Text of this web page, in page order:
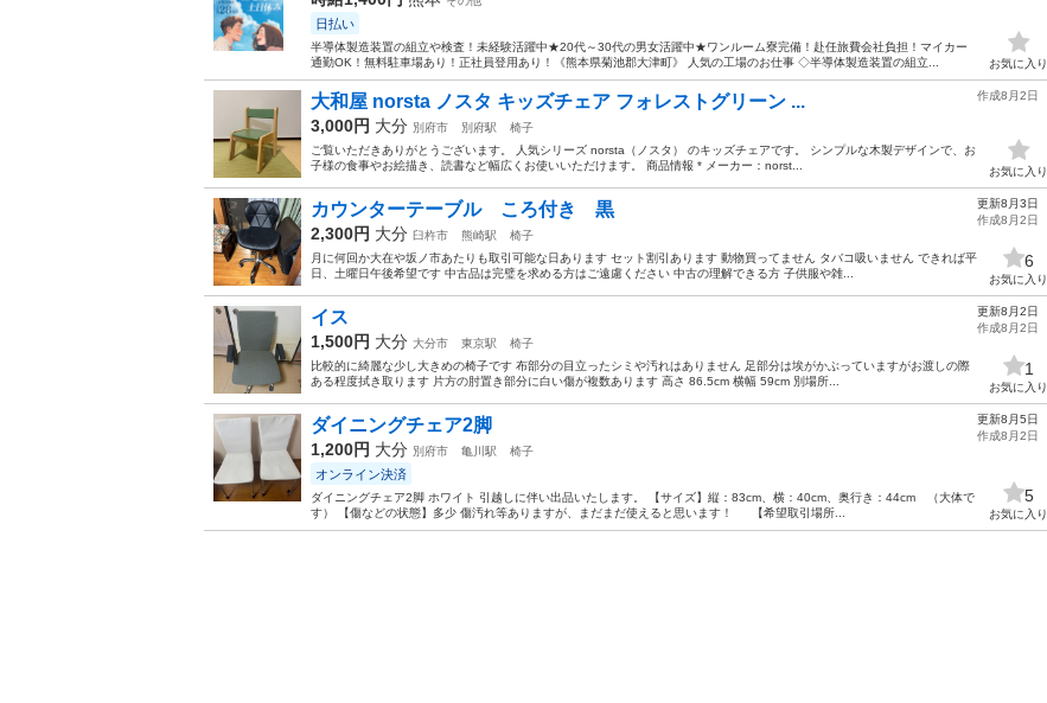
日払い
半導体製造装置の組立や検査！未経験活躍中★20代～30代の男女活躍中★ワンルーム寮完備！赴任旅費会社負担！マイカー
通勤OK！無料駐車場あり！正社員登用あり！《熊本県菊池郡大津町》 人気の工場のお仕事 ◇半導体製造装置の組立...
お気に入り
大和屋 norsta ノスタ キッズチェア フォレストグリーン ...
3,000円 大分 別府市 別府駅
椅子
ご覧いただきありがとうございます。 人気シリーズ norsta（ノスタ） のキッズチェアです。 シンプルな木製デザインで、お
子様の食事やお絵描き、読書など幅広くお使いいただけます。 商品情報 * メーカー：norst...
作成8月2日
お気に入り
カウンターテーブル ころ付き 黒
2,300円 大分 臼杵市 熊崎駅
椅子
月に何回か大在や坂ノ市あたりも取引可能な日あります セット割引あります 動物買ってません タバコ吸いません できれば平
日、土曜日午後希望です 中古品は完璧を求める方はご遠慮ください 中古の理解できる方 子供服や雑...
更新8月3日
作成8月2日
6
お気に入り
イス
1,500円 大分 大分市 東京駅
椅子
比較的に綺麗な少し大きめの椅子です 布部分の目立ったシミや汚れはありません 足部分は埃がかぶっていますがお渡しの際
ある程度拭き取ります 片方の肘置き部分に白い傷が複数あります 高さ 86.5cm 横幅 59cm 別場所...
更新8月2日
作成8月2日
1
お気に入り
ダイニングチェア2脚
1,200円 大分 別府市 亀川駅 椅子
オンライン決済
ダイニングチェア2脚 ホワイト 引越しに伴い出品いたします。 【サイズ】縦：83cm、横：40cm、奥行き：44cm （大体で
す） 【傷などの状態】多少 傷汚れ等ありますが、まだまだ使えると思います！ 【希望取引場所...
更新8月5日
作成8月2日
5
お気に入り